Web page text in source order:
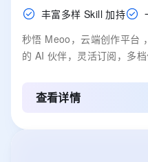
丰富多样 Skill 加持
秒悟 Meoo，云端创作平台
的 AI 伙伴，灵活订阅，多
查看详情